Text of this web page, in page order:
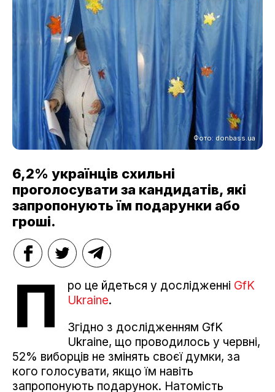
Фото: donbass.ua
6,2% українців схильні
проголосувати за кандидатів, які
запропонують їм подарунки або
гроші.
П ро це йдеться у дослідженні GfK
Ukraine.
Згідно з дослідженням GfK
Ukraine, що проводилось у червні,
52% виборців не змінять своєї думки, за
кого голосувати, якщо їм навіть
запропонують подарунок. Натомість